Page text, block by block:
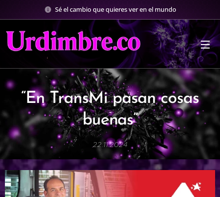
Sé el cambio que quieres ver en el mundo
“En TransMi pasan cosas
buenas”
22.11.2024